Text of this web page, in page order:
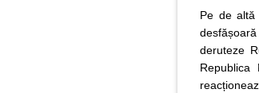
Pe de altă
deruteze